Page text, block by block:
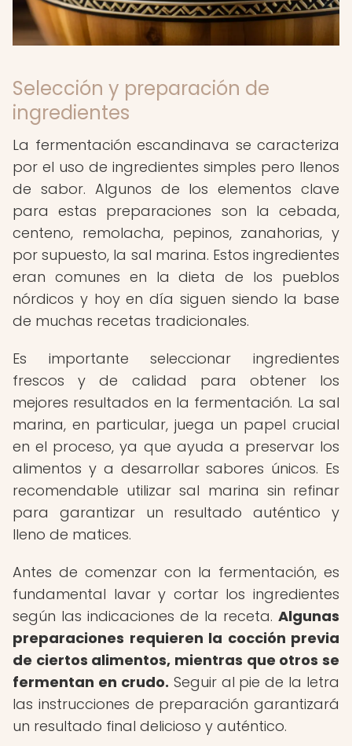
Selección y preparación de
ingredientes
La fermentación escandinava se caracteriza
por el uso de ingredientes simples pero llenos
de sabor. Algunos de los elementos clave
para estas preparaciones son la cebada,
centeno, remolacha, pepinos, zanahorias, y
por supuesto, la sal marina. Estos ingredientes
eran comunes en la dieta de los pueblos
nórdicos y hoy en día siguen siendo la base
de muchas recetas tradicionales.
Es importante seleccionar ingredientes
frescos y de calidad para obtener los
mejores resultados en la fermentación. La sal
marina, en particular, juega un papel crucial
en el proceso, ya que ayuda a preservar los
alimentos y a desarrollar sabores únicos. Es
recomendable utilizar sal marina sin refinar
para garantizar un resultado auténtico y
lleno de matices.
Antes de comenzar con la fermentación, es
fundamental lavar y cortar los ingredientes
según las indicaciones de la receta. Algunas
preparaciones requieren la cocción previa
de ciertos alimentos, mientras que otros se
fermentan en crudo. Seguir al pie de la letra
las instrucciones de preparación garantizará
un resultado final delicioso y auténtico.